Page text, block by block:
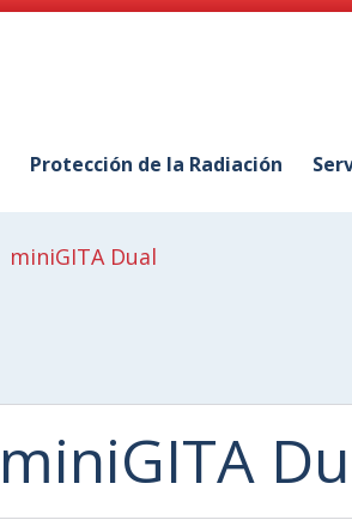
Protección de la Radiación
miniGITA Dual
miniGITA